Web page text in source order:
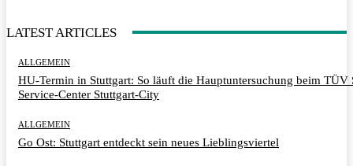
LATEST ARTICLES
ALLGEMEIN
HU-Termin in Stuttgart: So läuft die Hauptuntersuchung beim TÜV
Service-Center Stuttgart-City
ALLGEMEIN
Go Ost: Stuttgart entdeckt sein neues Lieblingsviertel